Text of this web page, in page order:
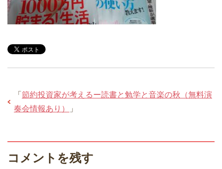
「 節約投資家が考えるー読書と勉学と音楽の秋（無料演
奏会情報あり）
」
コメントを残す